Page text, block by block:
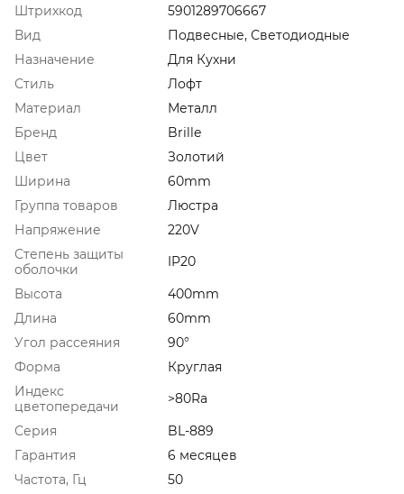
Штрихкод
5901289706667
Вид
Подвесные, Светодиодные
Назначение
Для Кухни
Стиль
Лофт
Материал
Металл
Бренд
Brille
Цвет
Золотий
Ширина
60mm
Группа товаров
Люстра
Напряжение
220V
Степень защиты
оболочки
IP20
Высота
400mm
Длина
60mm
Угол рассеяния
90°
Форма
Круглая
Индекс
цветопередачи
>80Ra
Серия
BL-889
Гарантия
6 месяцев
Частота, Гц
50